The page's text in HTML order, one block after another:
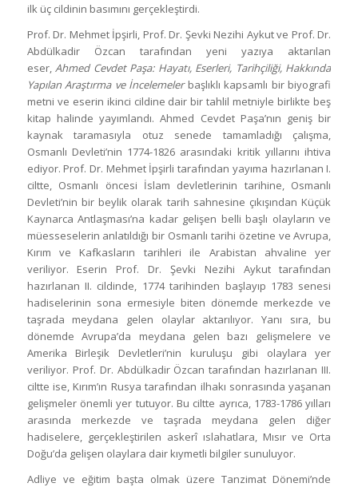
ilk üç cildinin basımını gerçekleştirdi.
Prof. Dr. Mehmet İpşirli, Prof. Dr. Şevki Nezihi Aykut ve Prof. Dr.
Abdülkadir Özcan tarafından yeni yazıya aktarılan
eser, Ahmed Cevdet Paşa: Hayatı, Eserleri, Tarihçiliği, Hakkında
Yapılan Araştırma ve İncelemelerbaşlıklı kapsamlı bir biyografi
metni ve eserin ikinci cildine dair bir tahlil metniyle birlikte beş
kitap halinde yayımlandı. Ahmed Cevdet Paşa’nın geniş bir
kaynak taramasıyla otuz senede tamamladığı çalışma,
Osmanlı Devleti’nin 1774-1826 arasındaki kritik yıllarını ihtiva
ediyor. Prof. Dr. Mehmet İpşirli tarafından yayıma hazırlanan I.
ciltte, Osmanlı öncesi İslam devletlerinin tarihine, Osmanlı
Devleti’nin bir beylik olarak tarih sahnesine çıkışından Küçük
Kaynarca Antlaşması’na kadar gelişen belli başlı olayların ve
müesseselerin anlatıldığı bir Osmanlı tarihi özetine ve Avrupa,
Kırım ve Kafkasların tarihleri ile Arabistan ahvaline yer
veriliyor. Eserin Prof. Dr. Şevki Nezihi Aykut tarafından
hazırlanan II. cildinde, 1774 tarihinden başlayıp 1783 senesi
hadiselerinin sona ermesiyle biten dönemde merkezde ve
taşrada meydana gelen olaylar aktarılıyor. Yanı sıra, bu
dönemde Avrupa’da meydana gelen bazı gelişmelere ve
Amerika Birleşik Devletleri’nin kuruluşu gibi olaylara yer
veriliyor. Prof. Dr. Abdülkadir Özcan tarafından hazırlanan III.
ciltte ise, Kırım’ın Rusya tarafından ilhakı sonrasında yaşanan
gelişmeler önemli yer tutuyor. Bu ciltte ayrıca, 1783-1786 yılları
arasında merkezde ve taşrada meydana gelen diğer
hadiselere, gerçekleştirilen askerî ıslahatlara, Mısır ve Orta
Doğu’da gelişen olaylara dair kıymetli bilgiler sunuluyor.
Adliye ve eğitim başta olmak üzere Tanzimat Dönemi’nde